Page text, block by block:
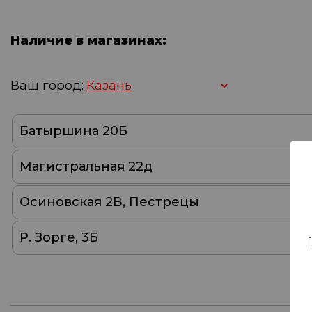
Наличие в магазинах:
Ваш город:
Батыршина 20Б
Магистральная 22д
Осиновская 2В, Пестрецы
Р. Зорге, 3Б